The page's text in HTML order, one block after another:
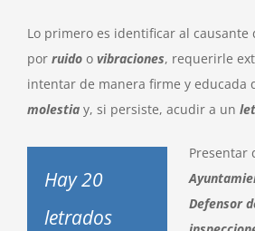
Lo primero es identificar al causante
por ruido o vibraciones, requerirle
intentar de manera firme y educada
molestia y, si persiste, acudir a un
Hay 20
letrados
Presentar
Defensor